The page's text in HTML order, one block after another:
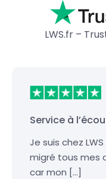
LWS.fr –
Service à
Je suis chez
migré tous mes
car mon […]